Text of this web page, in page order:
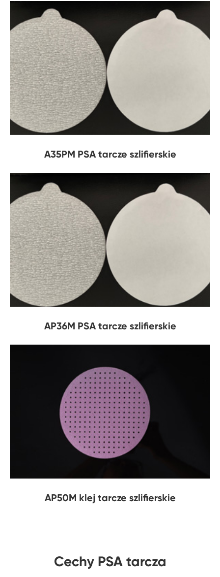
A35PM PSA tarcze szlifierskie
AP36M PSA tarcze szlifierskie
AP50M klej tarcze szlifierskie
Cechy PSA tarcza